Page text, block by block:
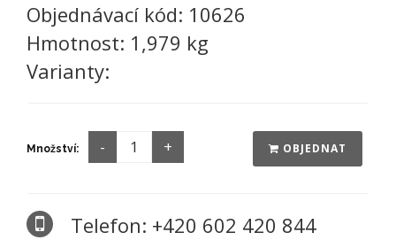
Objednávací kód: 10626
Hmotnost: 1,979 kg
Varianty:
Množství: OBJEDNAT
Telefon: +420 602 420 844